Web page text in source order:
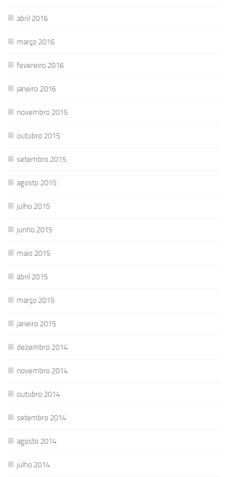
abril 2016
março 2016
fevereiro 2016
janeiro 2016
novembro 2015
outubro 2015
setembro 2015
agosto 2015
julho 2015
junho 2015
maio 2015
abril 2015
março 2015
janeiro 2015
dezembro 2014
novembro 2014
outubro 2014
setembro 2014
agosto 2014
julho 2014